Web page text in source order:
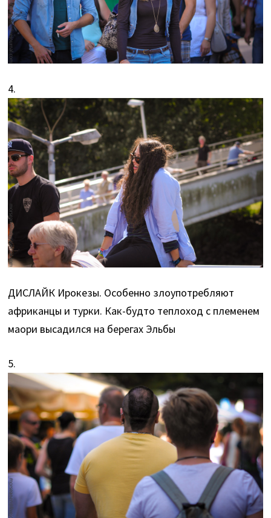
4.
ДИСЛАЙК Ирокезы. Особенно злоупотребляют
африканцы и турки. Как-будто теплоход с племенем
маори высадился на берегах Эльбы
5.